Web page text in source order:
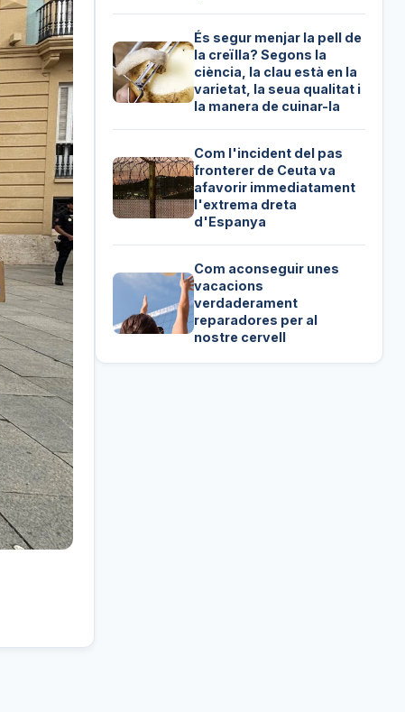
És segur menjar la pell de
la creïlla? Segons la
ciència, la clau està en la
varietat, la seua qualitat i
la manera de cuinar-la
Com l'incident del pas
fronterer de Ceuta va
afavorir immediatament
l'extrema dreta
d'Espanya
Com aconseguir unes
vacacions
verdaderament
reparadores per al
nostre cervell